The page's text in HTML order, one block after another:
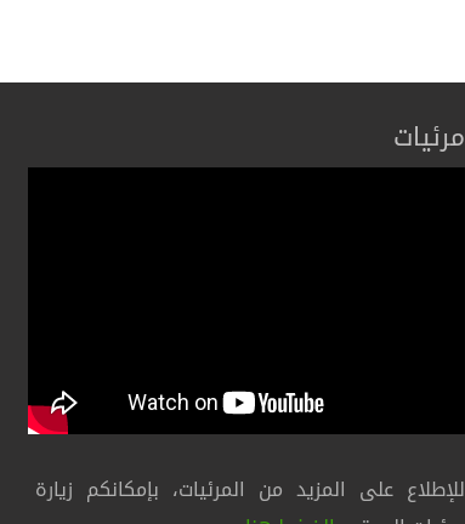
مرئيات
للإطلاع على المزيد من المرئيات، بإمكانكم زيارة